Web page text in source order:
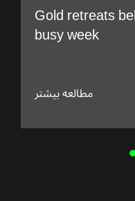
Gold retreats
busy week
مطالعه بیشتر